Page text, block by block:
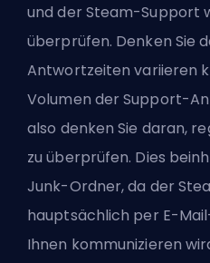
und der Steam-Support
überprüfen. Denken Sie
Antwortzeiten variieren
Volumen der Support-
also denken Sie daran,
zu überprüfen. Dies
Junk-Ordner, da der
hauptsächlich per E-
Ihnen kommunizieren